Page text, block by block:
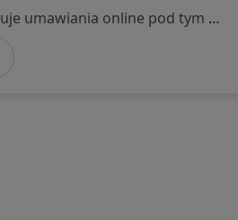
Specjalista nie oferuje umawiania online pod tym adresem.